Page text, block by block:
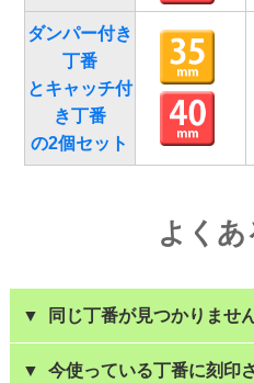
ダンパー付き
丁番
とキャッチ付
き丁番
の2個セット
よくあ
▼ 同じ丁番が見つかりませ
▼ 今使っている丁番に刻印